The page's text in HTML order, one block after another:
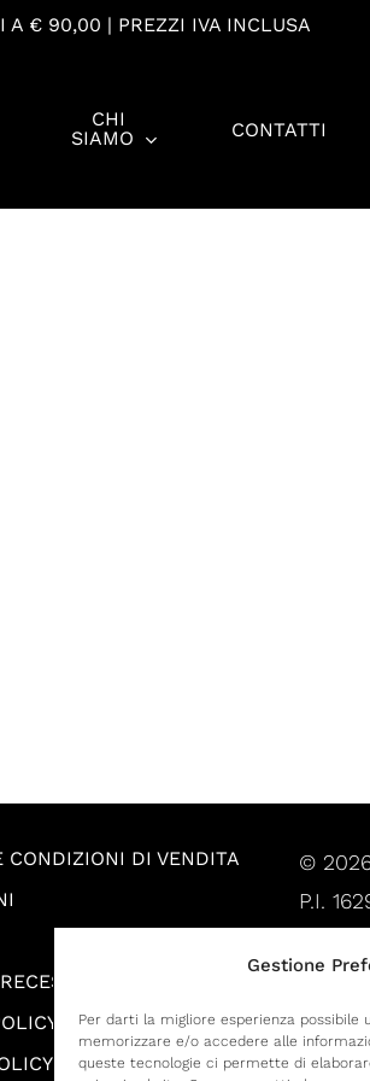
Gestione
Per darti la migliore esperienza possibile
memorizzare e/o accedere alle
queste tecnologie ci permette di
A € 90,00 | PREZZI IVA INCLUSA
CHI
SIAMO
CONTATTI
CONDIZIONI DI VENDITA
© 2026
P.I.